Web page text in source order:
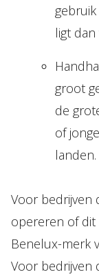
ligt
groot
de
of
landen.
Voor bedrijven
opereren of dit
Benelux-merk
Voor bedrijven